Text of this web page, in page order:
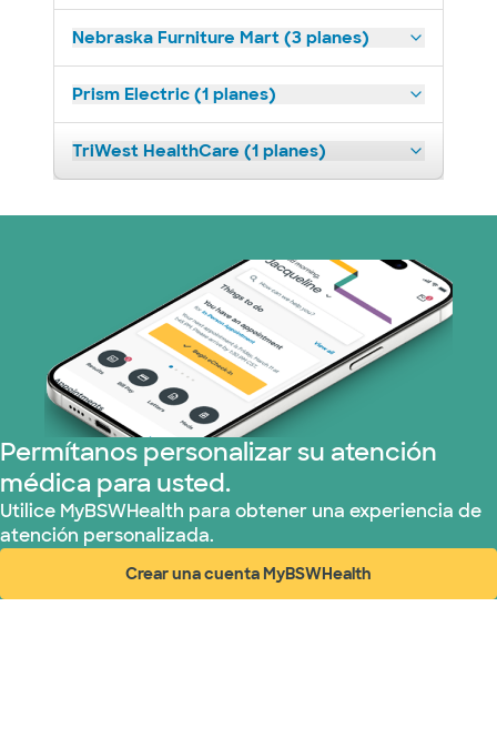
Nebraska Furniture Mart (3 planes)
Prism Electric (1 planes)
TriWest HealthCare (1 planes)
Permítanos personalizar su atención
médica para usted.
Utilice MyBSWHealth para obtener una experiencia de
atención personalizada.
Crear una cuenta MyBSWHealth
(abre en ventana nueva)